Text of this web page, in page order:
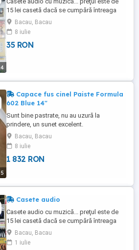
4
15 lei casetă dacă se cumpără întreaga
colecţie, pe bucată este 35 lei caseta iar
de la 2 casete încolo 25 lei caseta.
Bacau, Bacau
8 iulie
35 RON
5
Capace fus cinel Paiste Formula
602 Blue 14"
Sunt bine pastrate, nu au uzură la
prindere, un sunet excelent.
Bacau, Bacau
8 iulie
1 832 RON
Casete audio
Casete audio cu muzică... preţul este de
15 lei casetă dacă se cumpără întreaga
colecţie, pe bucată este 35 lei caseta iar
de la 2 casete încolo 25 lei caseta.
Bacau, Bacau
1 iulie